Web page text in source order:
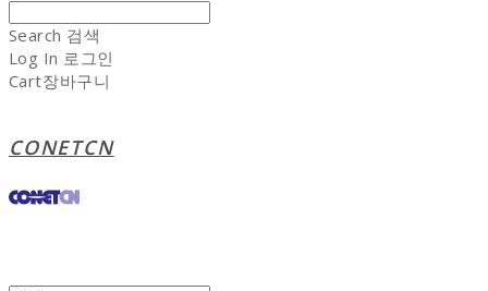
Search 검색
Log In 로그인
Cart장바구니
CONETCN